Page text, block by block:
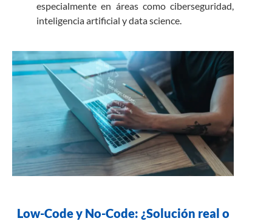
especialmente en áreas como ciberseguridad,
inteligencia artificial y data science.
Low-Code y No-Code: ¿Solución real o